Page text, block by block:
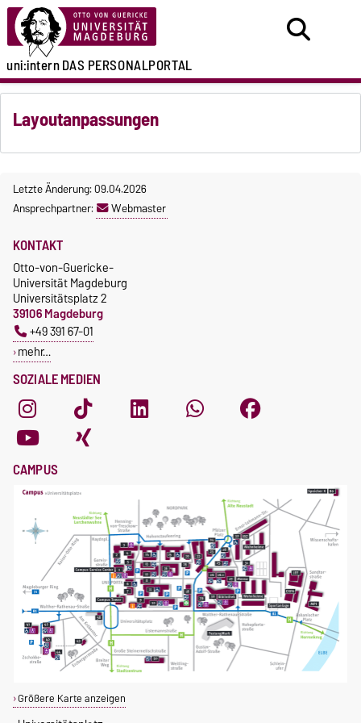
uni:internDAS PERSONALPORTAL
Layoutanpassungen
Letzte Änderung: 09.04.2026
Ansprechpartner:
Webmaster
SOZIALE MEDIEN
KONTAKT
Otto-von-Guericke-
Universität Magdeburg
Universitätsplatz 2
39106 Magdeburg
+49 391 67-01
mehr…
CAMPUS
Größere Karte anzeigen